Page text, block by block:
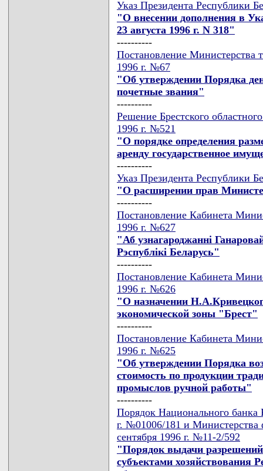
Указ Президента Республики
"О внесении дополнения в
23 августа 1996 г. N 318"
----------
Постановление Министерства
1996 г. №67
"Об утверждении Порядка
почетные звания"
----------
Решение Брестского
1996 г. №521
"О порядке определения
аренду государственное
----------
Указ Президента Республики
"О расширении прав
----------
Постановление Кабинета
1996 г. №627
"Аб узнагароджаннi
Рэспублiкi Беларусь"
----------
Постановление Кабинета
1996 г. №626
"О назначении
экономической зоны "Брест"
----------
Постановление Кабинета
1996 г. №625
"Об утверждении Порядка
стоимость по продукции
промыслов ручной работы"
----------
Порядок Национального банка
г. №01006/181 и Министерства
сентября 1996 г. №11-2/592
"Порядок выдачи
субъектами хозяйствования